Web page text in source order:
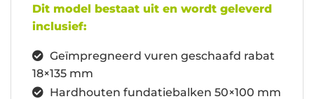
Dit model bestaat uit en wordt geleverd
inclusief:
Geïmpregneerd vuren geschaafd rabat
18×135 mm
Hardhouten fundatiebalken 50×100 mm